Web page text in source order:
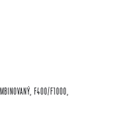
F400/F1000,